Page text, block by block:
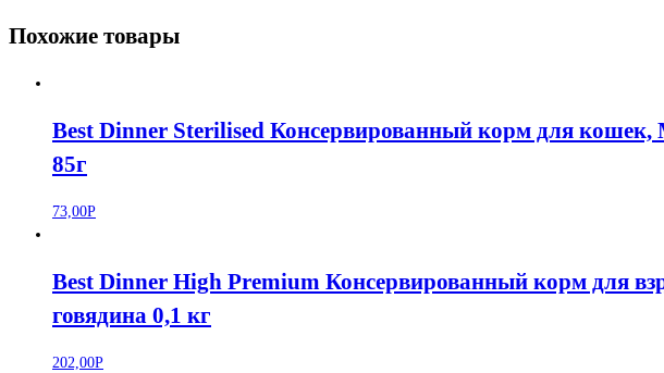
для
лосось
цыплёнок
Похожие товары
Best Dinner Sterilised Консервированный корм для кошек,
85г
73,00Р
Best Dinner High Premium Консервированный корм для
говядина 0,1 кг
202,00Р